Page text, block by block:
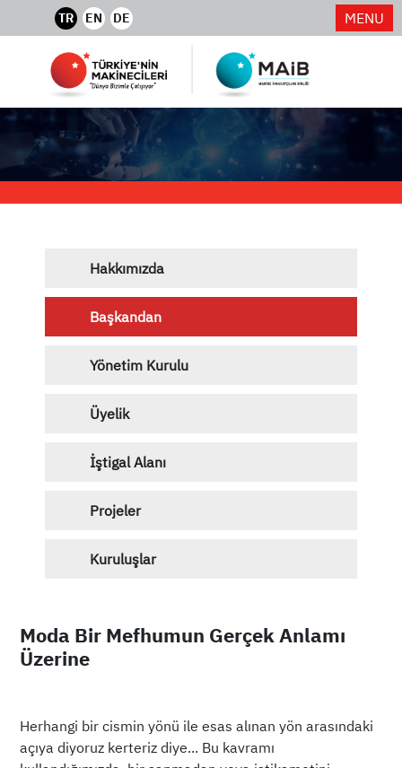
TR EN DE MENU
Hakkımızda
Başkandan
Yönetim Kurulu
Üyelik
İştigal Alanı
Projeler
Kuruluşlar
Moda Bir Mefhumun Gerçek Anlamı
Üzerine
Herhangi bir cismin yönü ile esas alınan yön arasındaki
açıya diyoruz kerteriz diye... Bu kavramı